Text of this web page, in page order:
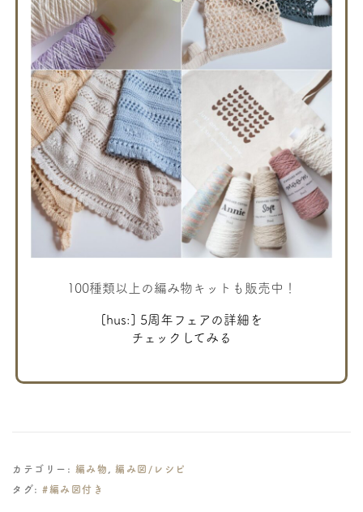
100種類以上の編み物キットも販売中！
[hus:] 5周年フェアの詳細を
チェックしてみる
カテゴリー: 編み物 編み図/レシピ
タグ: #編み図付き